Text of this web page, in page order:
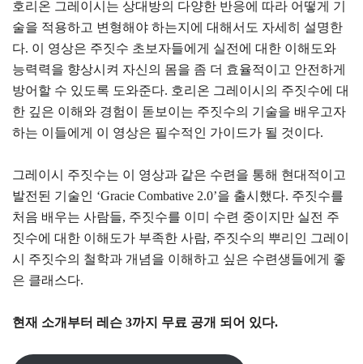
호리온 그레이시는 상대방의 다양한 반응에 따라 어떻게 기
술을 적용하고 변형해야 하는지에 대해서도 자세히 설명한
다. 이 영상은 주짓수 초보자들에게 실전에 대한 이해도와
능력력을 향상시켜 자신의 몸을 좀 더 효율적이고 안전하게
방어할 수 있도록 도와준다. 호리온 그레이시의 주짓수에 대
한 깊은 이해와 경험이 돋보이는 주짓수의 기술을 배우고자
하는 이들에게 이 영상은 필수적인 가이드가 될 것이다.
그레이시 주짓수는 이 영상과 같은 수련을 통해 현대적이고
발전된 기술인 ‘Gracie Combative 2.0’을 출시했다. 주짓수를
처음 배우는 사람들, 주짓수를 이미 수련 중이지만 실전 주
짓수에 대한 이해도가 부족한 사람, 주짓수의 뿌리인 그레이
시 주짓수의 철학과 개념을 이해하고 싶은 수련생들에게 좋
은 클래스다.
현재 소개부터 레슨 3까지 무료 공개 되어 있다.